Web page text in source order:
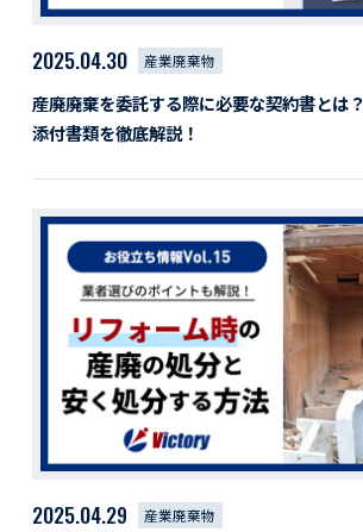
2025.04.30 産業廃棄物
産廃廃棄を委託する際に必要な契約書とは
添付書類を徹底解説！
2025.04.29 産業廃棄物